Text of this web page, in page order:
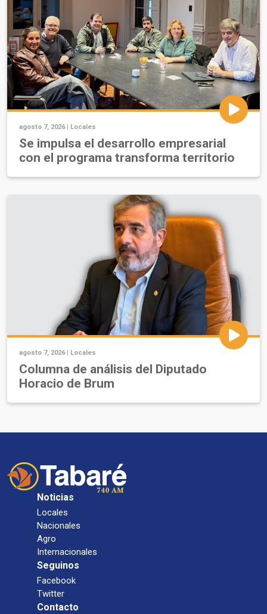
agosto 7, 2026 | Locales
Se impulsa el desarrollo empresarial
con el programa transforma territorio
agosto 7, 2026 | Locales
Columna de análisis del Diputado
Horacio de Brum
Noticias
Locales
Nacionales
Agro
Internacionales
Seguinos
Facebook
Twitter
Contacto